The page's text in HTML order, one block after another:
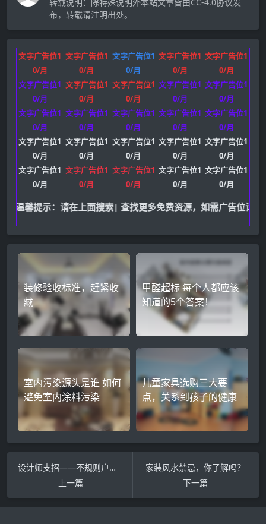
布，转载请注明出处。
文字广告位1
0/月
文字广告位1
0/月
文字广告位1
0/月
文字广告位1
0/月
文字广告位1
0/月
文字广告位1
0/月
文字广告位1
0/月
文字广告位1
0/月
文字广告位1
0/月
文字广告位1
0/月
文字广告位1
0/月
文字广告位1
0/月
文字广告位1
0/月
文字广告位1
0/月
文字广告位1
0/月
文字广告位1
0/月
文字广告位1
0/月
文字广告位1
0/月
文字广告位1
0/月
文字广告位1
0/月
文字广告位1
0/月
文字广告位1
0/月
文字广告位1
0/月
文字广告位1
0/月
文字广告位1
0/月
温馨提示：请在上面搜索| 查找更多免费资源，如需广告位请联
装修验收标准，赶紧收
藏
甲醛超标 每个人都应该
知道的5个答案！
室内污染源头是谁 如何
避免室内涂料污染
儿童家具选购三大要
点，关系到孩子的健康
设计师支招——不规则户型这样搞就很漂亮!
上一篇
家装风水禁忌，你了解吗？
下一篇